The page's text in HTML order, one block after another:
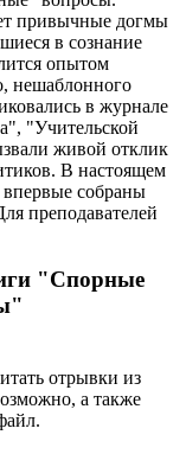
привычные догмы
в сознание
опытом
нешаблонного
в журнале
"Учительской
живой отклик
В настоящем
собраны
преподавателей
"Спорные
отрывки из
а также